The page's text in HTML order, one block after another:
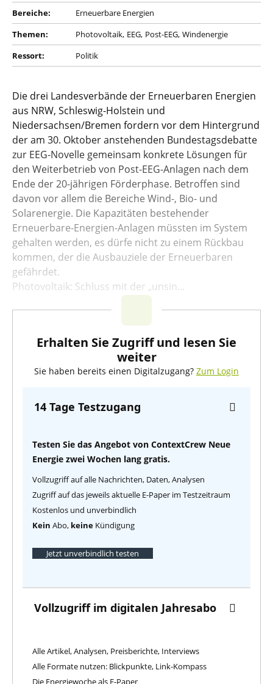
Bereiche:
Erneuerbare Energien
Themen:
Photovoltaik EEG Post-EEG Windenergie
Ressort:
Politik
Die drei Landesverbände der Erneuerbaren Energien
aus NRW, Schleswig-Holstein und
Niedersachsen/Bremen fordern vor dem Hintergrund
der am 30. Oktober anstehenden Bundestagsdebatte
zur EEG-Novelle gemeinsam konkrete Lösungen für
den Weiterbetrieb von Post-EEG-Anlagen nach dem
Ende der 20-jährigen Förderphase. Betroffen sind
davon vor allem die Bereiche Wind-, Bio- und
Solarenergie. Die Kapazitäten bestehender
Erneuerbare-Energien-Anlagen müssten im System
gehalten werden, es dürfe nicht zu einem Rückbau
kommen, der die Ausbauziele der Erneuerbaren
gefährdet.
Photovoltaik: Schluss mit der „unsin...
Erhalten Sie Zugriff und lesen Sie
weiter
Sie haben bereits einen Digitalzugang? Zum Login
14 Tage Testzugang
Testen Sie das Angebot von ContextCrew Neue
Energie zwei Wochen lang gratis.
Vollzugriff auf alle Nachrichten, Daten, Analysen
Zugriff auf das jeweils aktuelle E-Paper im Testzeitraum
Kostenlos und unverbindlich
Kein Abo, keine Kündigung
Jetzt unverbindlich testen
Vollzugriff im digitalen Jahresabo
Alle Artikel, Analysen, Preisberichte, Interviews
Alle Formate nutzen: Blickpunkte, Link-Kompass
Die Energiewoche als E-Paper